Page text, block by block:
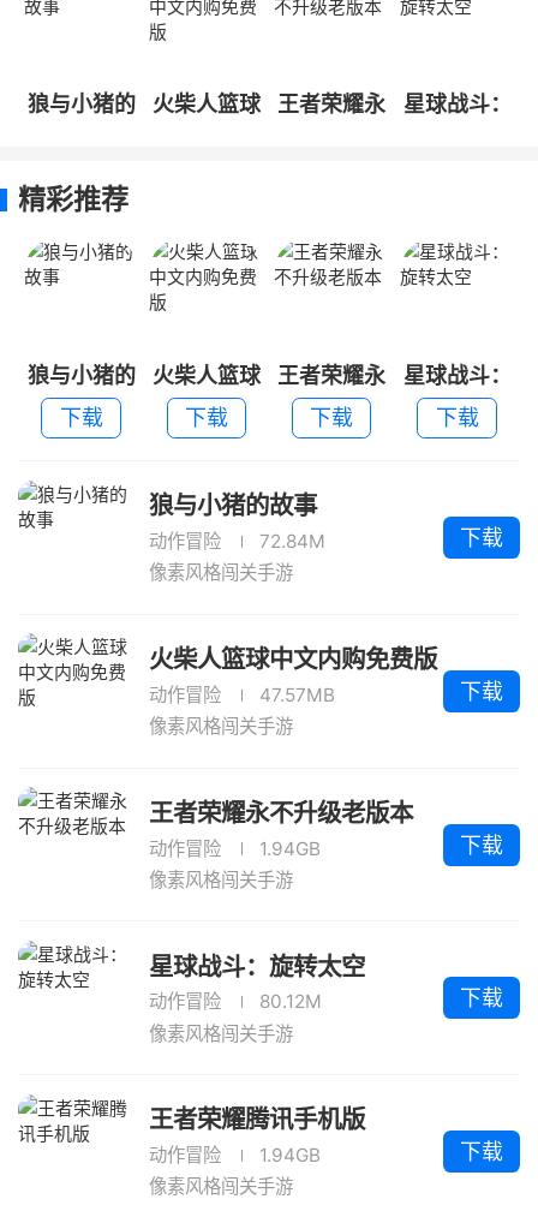
狼与小猪的
火柴人篮球
王者荣耀永
星球战斗：
精彩推荐
狼与小猪的
故事
下载
火柴人篮球
中文内购免
费版
下载
王者荣耀永
不升级老版
本
下载
星球战斗：
旋转太空
下载
狼与小猪的故事
动作冒险
72.84M
像素风格闯关手游
下载
火柴人篮球中文内购免费版
动作冒险
47.57MB
像素风格闯关手游
下载
王者荣耀永不升级老版本
动作冒险
1.94GB
像素风格闯关手游
下载
星球战斗：旋转太空
动作冒险
80.12M
像素风格闯关手游
下载
王者荣耀腾讯手机版
动作冒险
1.94GB
像素风格闯关手游
下载